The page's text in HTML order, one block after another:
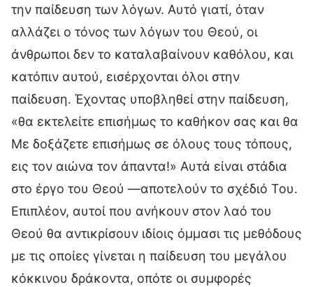
την παίδευση των λόγων. Αυτό γιατί, όταν
αλλάζει ο τόνος των λόγων του Θεού, οι
άνθρωποι δεν το καταλαβαίνουν καθόλου, και
κατόπιν αυτού, εισέρχονται όλοι στην
παίδευση. Έχοντας υποβληθεί στην παίδευση,
«θα εκτελείτε επισήμως το καθήκον σας και θα
Με δοξάζετε επισήμως σε όλους τους τόπους,
εις τον αιώνα τον άπαντα!» Αυτά είναι στάδια
στο έργο του Θεού —αποτελούν το σχέδιό Του.
Επιπλέον, αυτοί που ανήκουν στον λαό του
Θεού θα αντικρίσουν ιδίοις όμμασι τις μεθόδους
με τις οποίες γίνεται η παίδευση του μεγάλου
κόκκινου δράκοντα, οπότε οι συμφορές